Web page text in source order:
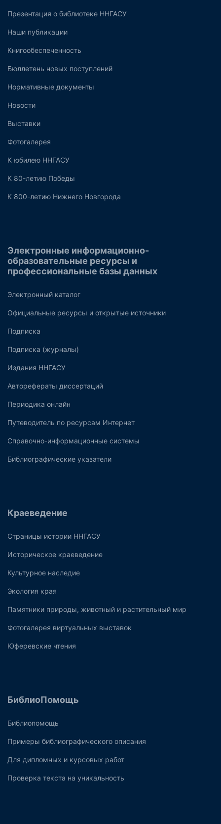
Презентация о библиотеке ННГАСУ
Наши публикации
Книгообеспеченность
Бюллетень новых поступлений
Нормативные документы
Новости
Выставки
Фотогалерея
К юбилею ННГАСУ
К 80-летию Победы
К 800-летию Нижнего Новгорода
Электронные информационно-
образовательные ресурсы и
профессиональные базы данных
Электронный каталог
Официальные ресурсы и открытые источники
Подписка
Подписка (журналы)
Издания ННГАСУ
Авторефераты диссертаций
Периодика онлайн
Путеводитель по ресурсам Интернет
Справочно-информационные системы
Библиографические указатели
Краеведение
Страницы истории ННГАСУ
Историческое краеведение
Культурное наследие
Экология края
Памятники природы, животный и растительный мир
Фотогалерея виртуальных выставок
Юферевские чтения
БиблиоПомощь
Библиопомощь
Примеры библиографического описания
Для дипломных и курсовых работ
Проверка текста на уникальность